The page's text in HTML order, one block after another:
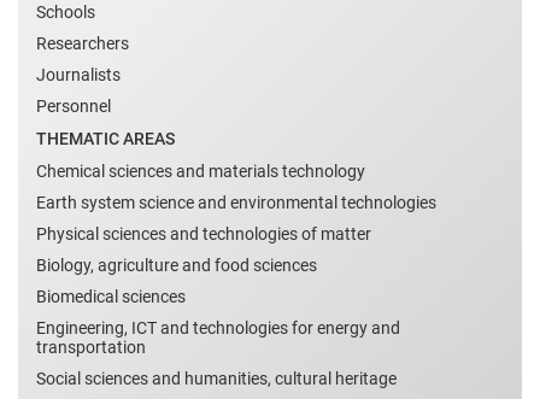
Schools
Researchers
Journalists
Personnel
THEMATIC AREAS
Chemical sciences and materials technology
Earth system science and environmental technologies
Physical sciences and technologies of matter
Biology, agriculture and food sciences
Biomedical sciences
Engineering, ICT and technologies for energy and
transportation
Social sciences and humanities, cultural heritage